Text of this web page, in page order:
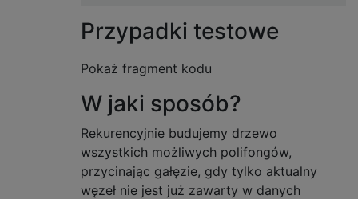
Przypadki testowe
Pokaż fragment kodu
W jaki sposób?
Rekurencyjnie budujemy drzewo
wszystkich możliwych polifongów,
przycinając gałęzie, gdy tylko aktualny
węzeł nie jest już zawarty w danych